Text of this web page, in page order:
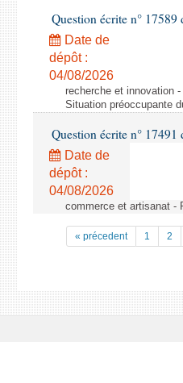
Question écrite n°
Date de
dépôt :
04/08/2026
recherche et innovation
Situation préoccupante
Question écrite n°
Date de
dépôt :
04/08/2026
commerce et artisanat -
« précedent 1 2